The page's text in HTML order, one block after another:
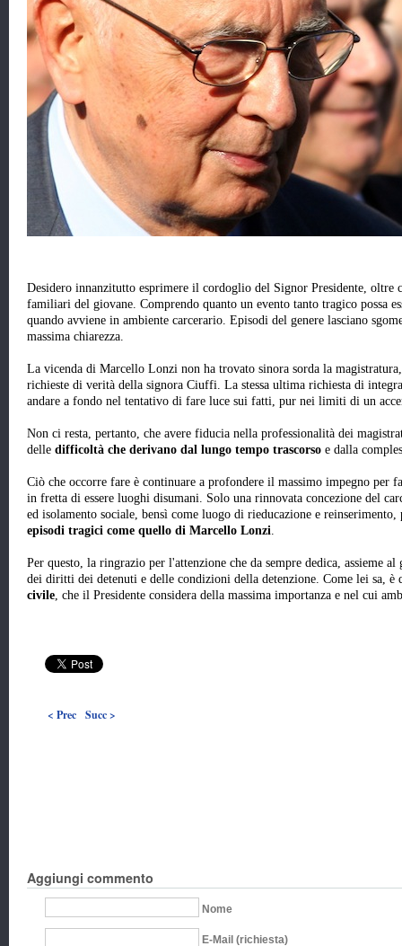
Desidero innanzitutto esprimere il cordoglio del Signor Presidente, oltre
familiari del giovane. Comprendo quanto un evento tanto tragico possa
quando avviene in ambiente carcerario. Episodi del genere lasciano
massima chiarezza.
La vicenda di Marcello Lonzi non ha trovato sinora sorda la
richieste di verità della signora Ciuffi. La stessa ultima richiesta di
andare a fondo nel tentativo di fare luce sui fatti, pur nei limiti di un
Non ci resta, pertanto, che avere fiducia nella professionalità dei
delle difficoltà che derivano dal lungo tempo trascorso e dalla
Ciò che occorre fare è continuare a profondere il massimo impegno per
in fretta di essere luoghi disumani. Solo una rinnovata concezione del
ed isolamento sociale, bensì come luogo di rieducazione e
episodi tragici come quello di Marcello Lonzi.
Per questo, la ringrazio per l'attenzione che da sempre dedica, assieme
dei diritti dei detenuti e delle condizioni della detenzione. Come lei sa, è
civile, che il Presidente considera della massima importanza e nel cui
< Prec Succ >
Aggiungi commento
Nome
E-Mail (richiesta)